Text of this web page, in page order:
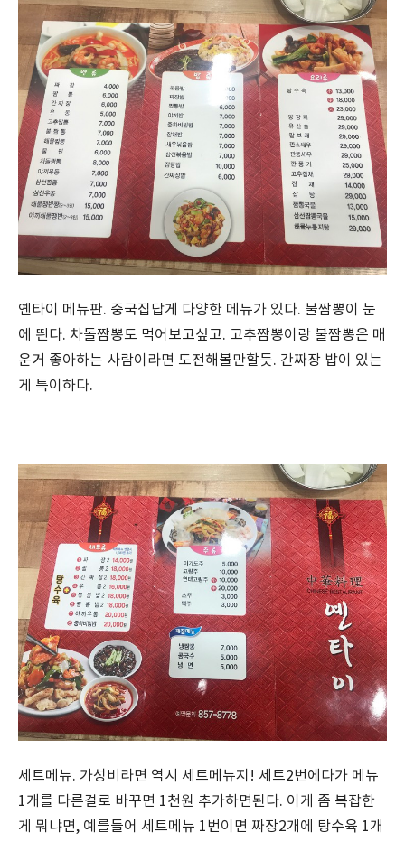
옌타이 메뉴판. 중국집답게 다양한 메뉴가 있다. 불짬뽕이 눈
에 띈다. 차돌짬뽕도 먹어보고싶고. 고추짬뽕이랑 불짬뽕은 매
운거 좋아하는 사람이라면 도전해볼만할듯. 간짜장 밥이 있는
게 특이하다.
세트메뉴. 가성비라면 역시 세트메뉴지! 세트2번에다가 메뉴
1개를 다른걸로 바꾸면 1천원 추가하면된다. 이게 좀 복잡한
게 뭐냐면, 예를들어 세트메뉴 1번이면 짜장2개에 탕수육 1개